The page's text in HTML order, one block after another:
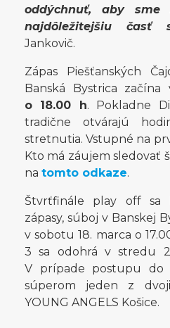
oddýchnuť, aby
najdôležitejšiu časť
Jankovič.
Zápas Piešťanských
Banská Bystrica začína
o 18.00 h. Pokladne
tradične otvárajú
stretnutia. Vstupné na
Kto má záujem sledovať
na tomto odkaze.
Štvrťfinále play off sa
zápasy, súboj v Banskej
v sobotu 18. marca o
3 sa odohrá v stredu
V prípade postupu do
súperom jeden z
YOUNG ANGELS Košice.